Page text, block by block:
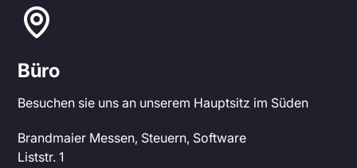
Büro
Besuchen sie uns an unserem Hauptsitz im Süden
Brandmaier Messen, Steuern, Software
Liststr. 1